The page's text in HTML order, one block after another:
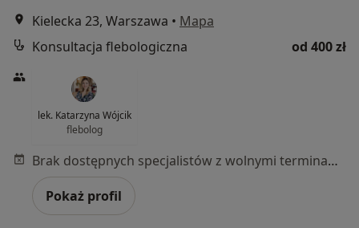
Kielecka 23, Warszawa • Mapa
Konsultacja flebologiczna
od 400 zł
lek. Katarzyna Wójcik
flebolog
Brak dostępnych specjalistów z wolnymi terminami w tym centrum medycznym.
Pokaż profil